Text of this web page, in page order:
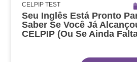
CELPIP TEST
Seu Inglês Está Pronto
Saber Se Você Já
CELPIP (Ou Se Ainda